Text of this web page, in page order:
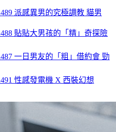
派感異男的究極調教 貓男
貼貼大男孩的「精」奇探險
一日男友的「粗」借約會 勁
性感發電機 X 西裝幻想